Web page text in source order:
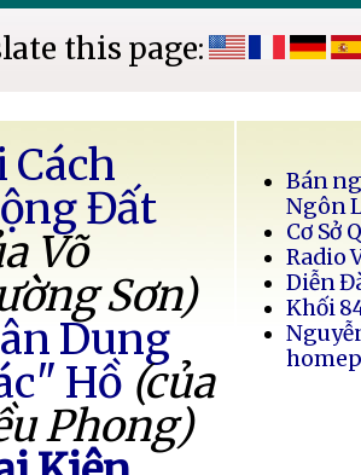
this page:
Cách
Đất
Võ
Sơn)
Dung
Hồ (của
Phong)
Bán
Ngôn
Cơ Sở
Radio
Diễn
Khối